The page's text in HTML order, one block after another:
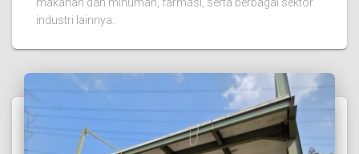
industri lainnya.